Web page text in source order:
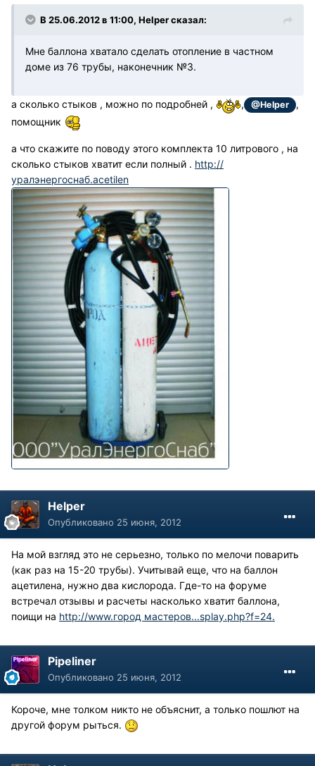
В 25.06.2012 в 11:00, Helper сказал:
Мне баллона хватало сделать отопление в частном
доме из 76 трубы, наконечник №3.
а сколько стыков , можно по подробней , , @Helper
,
помощник
а что скажите по поводу этого комплекта 10 литрового , на
сколько стыков хватит если полный . http://
уралэнергоснаб.асetilen
Helper
Опубликовано 25 июня, 2012
На мой взгляд это не серьезно, только по мелочи поварить
(как раз на 15-20 трубы). Учитывай еще, что на баллон
ацетилена, нужно два кислорода. Где-то на форуме
встречал отзывы и расчеты насколько хватит баллона,
поищи на http://www.город мастеров...splay.php?f=24.
Pipeliner
Опубликовано 25 июня, 2012
Короче, мне толком никто не объяснит, а только пошлют на
другой форум рыться.